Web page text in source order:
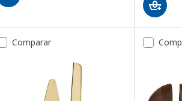
Comparar